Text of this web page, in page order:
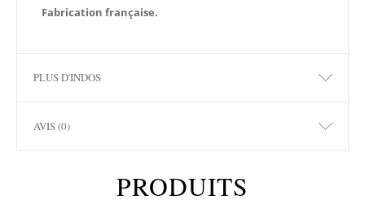
Fabrication française.
PLUS D'INDOS
AVIS (0)
PRODUITS